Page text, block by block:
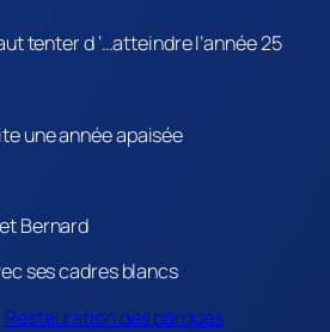
tenter d ‘…atteindre l’année 25
une année apaisée
Bernard
ses cadres blancs
Restauration des barques